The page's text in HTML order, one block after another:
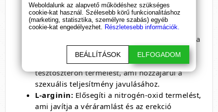
állóképességet és a szexuális vágyat.
Ginzeng kivonat:Javítja a vérkeringést és
növeli az energiaszintet.
Támogatja a prosztata
egészségét és a hormonális egyensúlyt.
Tribulus Terrestris kivonat:Fokozza a
tesztoszteron termelést, ami hozzájárul a
szexuális teljesítmény javulásához.
L-arginin: Elősegíti a nitrogén-oxid termelést,
ami javítja a véráramlást és az erekció
Weboldalunk az alapvető működéshez szükséges
cookie-kat használ. Szélesebb körű funkcionalitáshoz
(marketing, statisztika, személyre szabás) egyéb
cookie-kat engedélyezhet. Részletesebb információk.
BEÁLLÍTÁSOK ELFOGADOM